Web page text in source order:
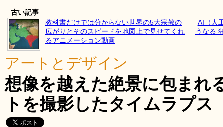
古い記事
教科書だけでは分からない世界の5大宗教の
広がりとそのスピードを地図上で見せてくれ
るアニメーション動画
AI（人
うなる
アートとデザイン
想像を越えた絶景に包まれ
トを撮影したタイムラプス